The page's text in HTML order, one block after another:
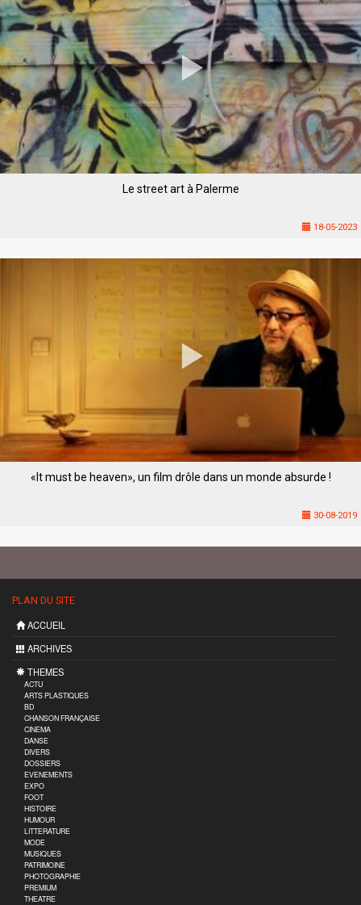
Le street art à Palerme
18-05-2023
«It must be heaven», un film drôle dans un monde absurde !
30-08-2019
PLAN DU SITE
ACCUEIL
ARCHIVES
THEMES
ACTU
ARTS PLASTIQUES
BD
CHANSON FRANÇAISE
CINEMA
DANSE
DIVERS
DOSSIERS
EVENEMENTS
EXPO
FOOT
HISTOIRE
HUMOUR
LITTERATURE
MODE
MUSIQUES
PATRIMOINE
PHOTOGRAPHIE
PREMIUM
THEATRE